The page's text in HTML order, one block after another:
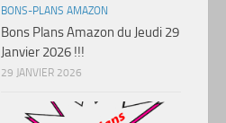
BONS-PLANS AMAZON
Bons Plans Amazon du Jeudi 29
Janvier 2026 !!!
29 JANVIER 2026